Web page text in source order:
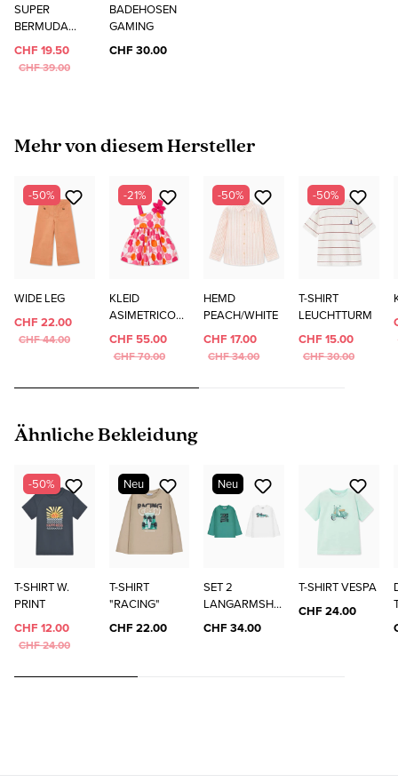
SUPER
BERMUDA
DENIM
CHF 19.50
CHF 39.00
BADEHOSEN
GAMING
CHF 30.00
Produktgalerie überspringen
Mehr von diesem Hersteller
-50%
WIDE LEG
CHF 22.00
CHF 44.00
-21%
KLEID
ASIMETRICO
BLUMEN
CHF 55.00
CHF 70.00
-50%
HEMD
PEACH/WHITE
CHF 17.00
CHF 34.00
-50%
T-SHIRT
LEUCHTTURM
CHF 15.00
CHF 30.00
Produktgalerie überspringen
Ähnliche Bekleidung
-50%
T-SHIRT W.
PRINT
CHF 12.00
CHF 24.00
Neu
T-SHIRT
"RACING"
CHF 22.00
Neu
SET 2
LANGARMSHIR
TS STREIFEN
CHF 34.00
T-SHIRT VESPA
CHF 24.00